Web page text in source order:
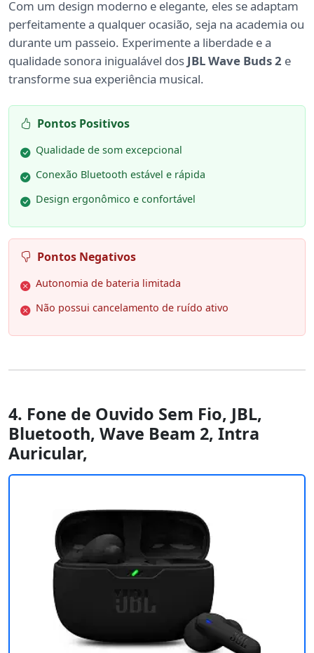
Com um design moderno e elegante, eles se adaptam
perfeitamente a qualquer ocasião, seja na academia ou
durante um passeio. Experimente a liberdade e a
qualidade sonora inigualável dos JBL Wave Buds 2 e
transforme sua experiência musical.
Pontos Positivos
Qualidade de som excepcional
Conexão Bluetooth estável e rápida
Design ergonômico e confortável
Pontos Negativos
Autonomia de bateria limitada
Não possui cancelamento de ruído ativo
4. Fone de Ouvido Sem Fio, JBL,
Bluetooth, Wave Beam 2, Intra
Auricular,